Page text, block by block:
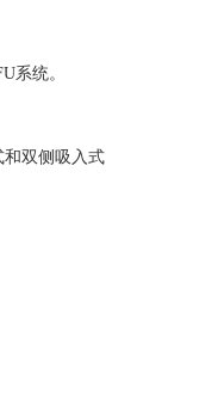
系统。
和双侧吸入式